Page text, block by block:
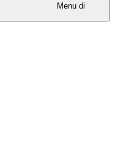
Menu di